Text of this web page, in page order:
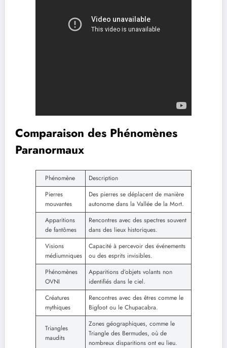
Comparaison des Phénomènes
Paranormaux
Phénomène
Description
Pierres
mouvantes
Des pierres se déplacent de manière
autonome dans la Vallée de la Mort.
Apparitions
de fantômes
Rencontres avec des spectres souvent
dans des lieux historiques.
Visions
médiumniques
Capacité à percevoir des événements
ou des esprits invisibles.
Phénomènes
OVNI
Apparitions d’objets volants non
identifiés dans le ciel.
Créatures
mythiques
Rencontres avec des êtres comme le
Bigfoot ou le Chupacabra.
Triangles
maudits
Zones géographiques, comme le
Triangle des Bermudes, où de
nombreux disparitions ont eu lieu.